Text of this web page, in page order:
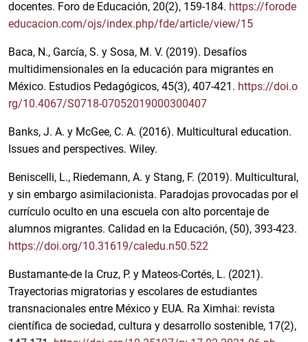
docentes. Foro de Educación, 20(2), 159-184. https://forode
educacion.com/ojs/index.php/fde/article/view/15
Baca, N., García, S. y Sosa, M. V. (2019). Desafíos
multidimensionales en la educación para migrantes en
México. Estudios Pedagógicos, 45(3), 407-421. https://doi.o
rg/10.4067/S0718-07052019000300407
Banks, J. A. y McGee, C. A. (2016). Multicultural education.
Issues and perspectives. Wiley.
Beniscelli, L., Riedemann, A. y Stang, F. (2019). Multicultural,
y sin embargo asimilacionista. Paradojas provocadas por el
currículo oculto en una escuela con alto porcentaje de
alumnos migrantes. Calidad en la Educación, (50), 393-423.
https://doi.org/10.31619/caledu.n50.522
Bustamante-de la Cruz, P. y Mateos-Cortés, L. (2021).
Trayectorias migratorias y escolares de estudiantes
transnacionales entre México y EUA. Ra Ximhai: revista
científica de sociedad, cultura y desarrollo sostenible, 17(2),